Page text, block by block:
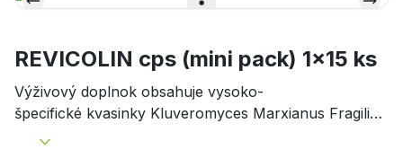
REVICOLIN cps (mini pack) 1x15 ks
Výživový doplnok obsahuje vysoko-
špecifické kvasinky Kluveromyces Marxianus Fragilis
(B0399) 10 miliónov a mikronizovaný